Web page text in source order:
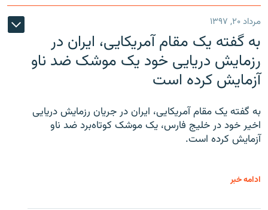
مرداد ۲۰, ۱۳۹۷
به گفته یک مقام آمریکایی، ایران در
رزمایش دریایی خود یک موشک ضد ناو
آزمایش کرده است
به گفته یک مقام آمریکایی، ایران در جریان رزمایش دریایی
اخیر خود در خلیج فارس، یک موشک کوتاه‌برد ضد ناو
آزمایش کرده است.
ادامه خبر